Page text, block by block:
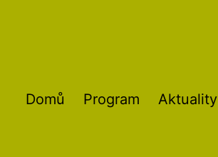
Domů Program Aktuality